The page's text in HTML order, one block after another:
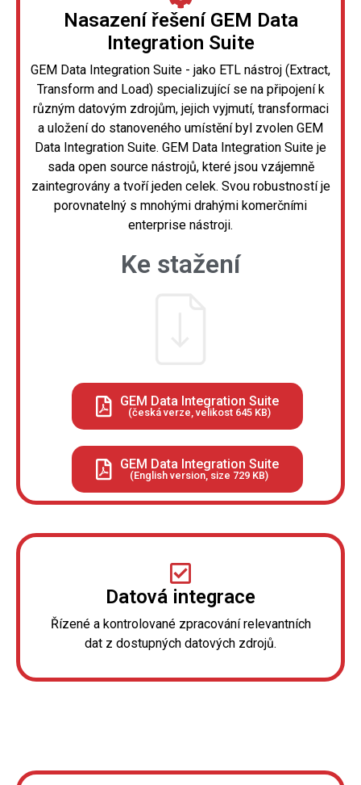
Nasazení řešení GEM Data
Integration Suite
GEM Data Integration Suite - jako ETL nástroj (Extract,
Transform and Load) specializující se na připojení k
různým datovým zdrojům, jejich vyjmutí, transformaci
a uložení do stanoveného umístění byl zvolen GEM
Data Integration Suite. GEM Data Integration Suite je
sada open source nástrojů, které jsou vzájemně
zaintegrovány a tvoří jeden celek. Svou robustností je
porovnatelný s mnohými drahými komerčními
enterprise nástroji.
Ke stažení
GEM Data Integration Suite
(česká verze, velikost 645 KB)
GEM Data Integration Suite
(English version, size 729 KB)
Datová integrace
Řízené a kontrolované zpracování relevantních
dat z dostupných datových zdrojů.